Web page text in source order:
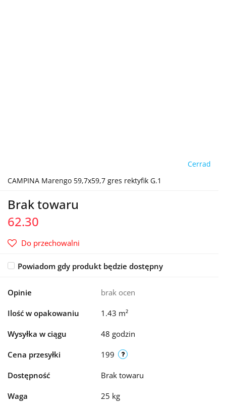
Cerrad
CAMPINA Marengo 59,7x59,7 gres rektyfik G.1
Brak towaru
62.30
Do przechowalni
Powiadom gdy produkt będzie dostępny
Opinie brak ocen
Ilość w opakowaniu 1.43 m²
Wysyłka w ciągu 48 godzin
Cena przesyłki 199
Dostępność Brak towaru
Waga 25 kg